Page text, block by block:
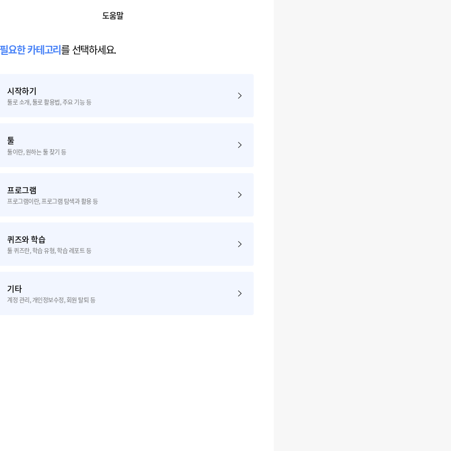
도움말
요한 카테고리를 선택하세요.
시작하기
툴로 소개, 툴로 활용법, 주요 기능 등
툴
툴이란, 원하는 툴 찾기 등
프로그램
프로그램이란, 프로그램 탐색과 활용 등
퀴즈와 학습
툴 퀴즈란, 학습 유형, 학습 레포트 등
기타
계정 관리, 개인정보수정, 회원 탈퇴 등